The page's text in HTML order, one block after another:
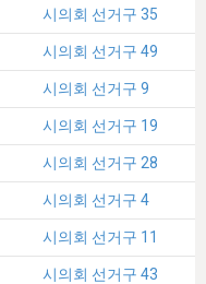
시의회 선거구 35
시의회 선거구 49
시의회 선거구 9
시의회 선거구 19
시의회 선거구 28
시의회 선거구 4
시의회 선거구 11
시의회 선거구 43